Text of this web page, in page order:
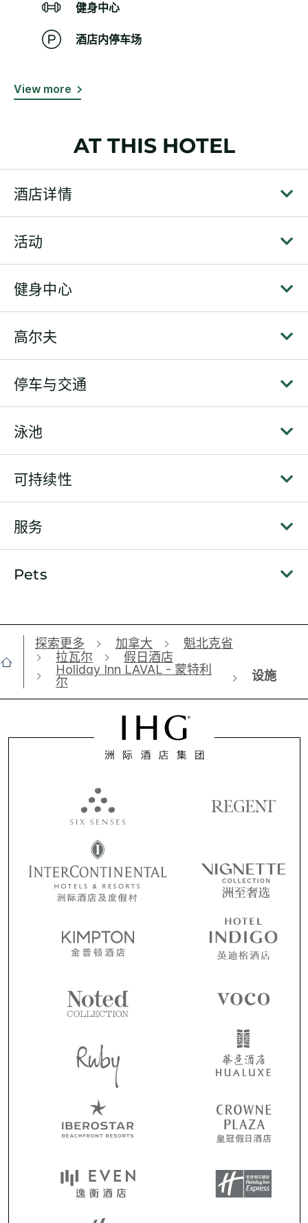
健身中心
酒店内停车场
View more
AT THIS HOTEL
酒店详情
活动
健身中心
高尔夫
停车与交通
泳池
可持续性
服务
Pets
探索更多 加拿大
魁北克省
拉瓦尔
假日酒店
Holiday Inn LAVAL - 蒙特利
尔
设施